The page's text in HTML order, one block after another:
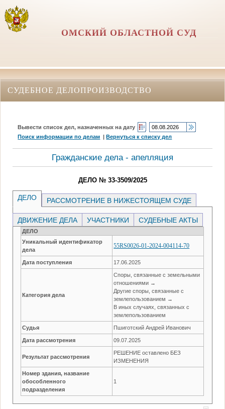
ОМСКИЙ ОБЛАСТНОЙ СУД
СУДЕБНОЕ ДЕЛОПРОИЗВОДСТВО
Вывести список дел, назначенных на дату
Поиск информации по делам |Вернуться к списку дел
Гражданские дела - апелляция
ДЕЛО № 33-3509/2025
ДЕЛО РАССМОТРЕНИЕ В НИЖЕСТОЯЩЕМ СУДЕ
ДВИЖЕНИЕ ДЕЛА УЧАСТНИКИ СУДЕБНЫЕ АКТЫ
ДЕЛО
Уникальный идентификатор
дела
55RS0026-01-2024-004114-70
Дата поступления 17.06.2025
Категория дела
Споры, связанные с земельными
отношениями →
Другие споры, связанные с
землепользованием →
В иных случаях, связанных с
землепользованием
Судья Пшиготский Андрей Иванович
Дата рассмотрения 09.07.2025
Результат рассмотрения
РЕШЕНИЕ оставлено БЕЗ
ИЗМЕНЕНИЯ
Номер здания, название
обособленного
подразделения
1